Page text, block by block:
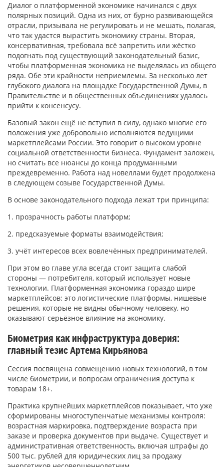
Диалог о платформенной экономике начинался с двух
полярных позиций. Одна из них, от бурно развивающейся
отрасли, призывала не регулировать и не мешать, полагая,
что так удастся вырастить экономику страны. Вторая,
консервативная, требовала всё запретить или жёстко
подогнать под существующий законодательный базис,
чтобы платформенная экономика не выделялась из общего
ряда. Обе эти крайности неприемлемы. За несколько лет
глубокого диалога на площадке Государственной Думы, в
Правительстве и в общественных объединениях удалось
прийти к консенсусу.
Базовый закон ещё не вступил в силу, однако многие его
положения уже добровольно исполняются ведущими
маркетплейсами России. Это говорит о высоком уровне
социальной ответственности бизнеса. Фундамент заложен,
но считать все нюансы до конца продуманными
преждевременно. Работа над новеллами будет продолжена
в следующем созыве Государственной Думы.
В основе законодательного подхода лежат три принципа:
1. прозрачность работы платформ;
2. предсказуемые форматы взаимодействия;
3. учёт интересов всех вовлечённых предпринимателей.
При этом во главе угла всегда стоит защита слабой
стороны — потребителя, который использует новые
технологии. Платформенная экономика гораздо шире
маркетплейсов: это логистические платформы, нишевые
решения, которые не видны обычному человеку, но
оказывают серьёзное влияние на экономику.
Биометрия как инфраструктура доверия:
главный тезис Артема Кирьянова
Сессия посвящена совмещению новых технологий, в том
числе биометрии, и вопросам ограничения доступа к
товарам 18+.
Практика крупнейших маркетплейсов показывает, что уже
сформированы многоступенчатые механизмы контроля:
возрастная маркировка, подтверждение возраста при
заказе и проверка документов при выдаче. Существует и
административная ответственность, включая штрафы до
500 тыс. рублей для юридических лиц за продажу